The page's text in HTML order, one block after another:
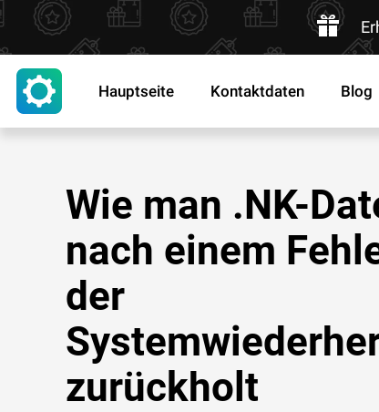
Hauptseite Kontaktdaten Blog
Wie man .NK-
nach einem
der
zurückholt